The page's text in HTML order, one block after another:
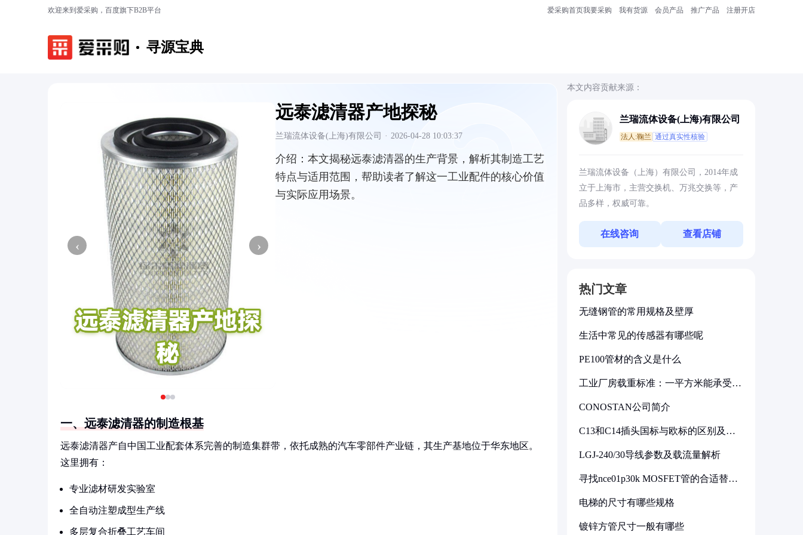
欢迎来到爱采购，百度旗下B2B平台 爱采购首页我要采购 我有货源 会员产品 推广产品 注册开店
寻源宝典
‹ ›
远泰滤清器产地探秘
兰瑞流体设备(上海)有限公司 · 2026-04-28 10:03:37
介绍： 本文揭秘远泰滤清器的生产背景，解析其制造工艺
特点与适用范围，帮助读者了解这一工业配件的核心价值
与实际应用场景。
一、远泰滤清器的制造根基
远泰滤清器产自中国工业配套体系完善的制造集群带，依托成熟的汽车零部件产业链，其生产基地位于华东地区。
这里拥有：
专业滤材研发实验室
全自动注塑成型生产线
多层复合折叠工艺车间
本文内容贡献来源：
兰瑞流体设备(上海)有限公司
法人:鞠兰 通过真实性核验
兰瑞流体设备（上海）有限公司，2014年成
立于上海市，主营交换机、万兆交换等，产
品多样，权威可靠。
在线咨询 查看店铺
热门文章
无缝钢管的常用规格及壁厚
生活中常见的传感器有哪些呢
PE100管材的含义是什么
工业厂房载重标准：一平方米能承受多
CONOSTAN公司简介
C13和C14插头国标与欧标的区别及其
LGJ-240/30导线参数及载流量解析
寻找nce01p30k MOSFET管的合适替代
电梯的尺寸有哪些规格
镀锌方管尺寸一般有哪些